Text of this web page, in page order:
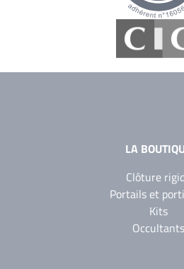
LA
Clôture
Portails et
Kits
Occultants